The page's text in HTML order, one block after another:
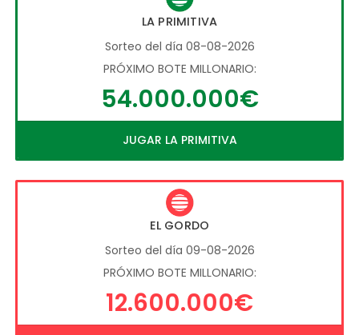
LA PRIMITIVA
Sorteo del día 08-08-2026
PRÓXIMO BOTE MILLONARIO:
54.000.000€
JUGAR LA PRIMITIVA
EL GORDO
Sorteo del día 09-08-2026
PRÓXIMO BOTE MILLONARIO:
12.600.000€